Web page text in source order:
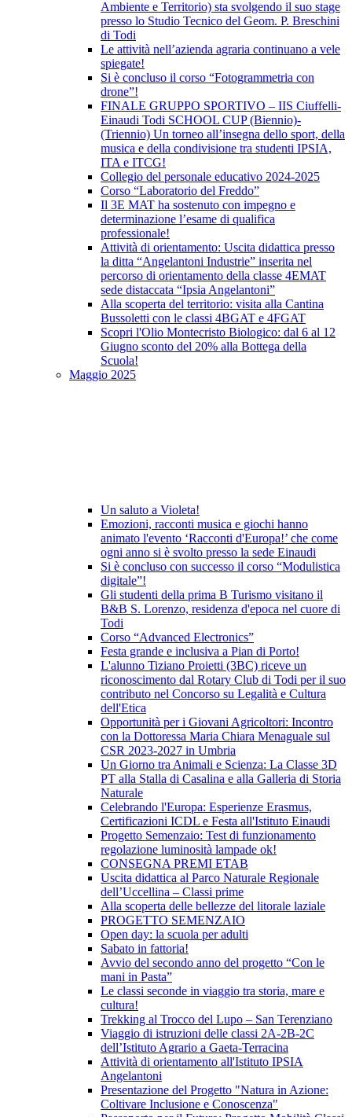
Ambiente e Territorio) sta svolgendo il suo stage
presso lo Studio Tecnico del Geom. P. Breschini
di Todi
Le attività nell’azienda agraria continuano a vele
spiegate!
Si è concluso il corso “Fotogrammetria con
drone”!
FINALE GRUPPO SPORTIVO – IIS Ciuffelli-
Einaudi Todi SCHOOL CUP (Biennio)-
(Triennio) Un torneo all’insegna dello sport, della
musica e della condivisione tra studenti IPSIA,
ITA e ITCG!
Collegio del personale educativo 2024-2025
Corso “Laboratorio del Freddo”
Il 3E MAT ha sostenuto con impegno e
determinazione l’esame di qualifica
professionale!
Attività di orientamento: Uscita didattica presso
la ditta “Angelantoni Industrie” inserita nel
percorso di orientamento della classe 4EMAT
sede distaccata “Ipsia Angelantoni”
Alla scoperta del territorio: visita alla Cantina
Bussoletti con le classi 4BGAT e 4FGAT
Scopri l'Olio Montecristo Biologico: dal 6 al 12
Giugno sconto del 20% alla Bottega della
Scuola!
Maggio 2025
Un saluto a Violeta!
Emozioni, racconti musica e giochi hanno
animato l'evento ‘Racconti d'Europa!’ che come
ogni anno si è svolto presso la sede Einaudi
Si è concluso con successo il corso “Modulistica
digitale”!
Gli studenti della prima B Turismo visitano il
B&B S. Lorenzo, residenza d'epoca nel cuore di
Todi
Corso “Advanced Electronics”
Festa grande e inclusiva a Pian di Porto!
L'alunno Tiziano Proietti (3BC) riceve un
riconoscimento dal Rotary Club di Todi per il suo
contributo nel Concorso su Legalità e Cultura
dell'Etica
Opportunità per i Giovani Agricoltori: Incontro
con la Dottoressa Maria Chiara Menaguale sul
CSR 2023-2027 in Umbria
Un Giorno tra Animali e Scienza: La Classe 3D
PT alla Stalla di Casalina e alla Galleria di Storia
Naturale
Celebrando l'Europa: Esperienze Erasmus,
Certificazioni ICDL e Festa all'Istituto Einaudi
Progetto Semenzaio: Test di funzionamento
regolazione luminosità lampade ok!
CONSEGNA PREMI ETAB
Uscita didattica al Parco Naturale Regionale
dell’Uccellina – Classi prime
Alla scoperta delle bellezze del litorale laziale
PROGETTO SEMENZAIO
Open day: la scuola per adulti
Sabato in fattoria!
Avvio del secondo anno del progetto “Con le
mani in Pasta”
Le classi seconde in viaggio tra storia, mare e
cultura!
Trekking al Trocco del Lupo – San Terenziano
Viaggio di istruzioni delle classi 2A-2B-2C
dell’Istituto Agrario a Gaeta-Terracina
Attività di orientamento all'Istituto IPSIA
Angelantoni
Presentazione del Progetto "Natura in Azione:
Coltivare Inclusione e Conoscenza"